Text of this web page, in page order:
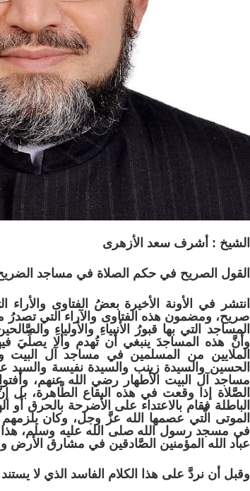
الشيخ : أشرف سعد الأزهرى
القول الصريح في حكم الصلاة في مساجد
انتشر في الأونة الأخيرة بعضُ الفتاوى
صريح، ومضمون هذه الفتاوى والآراء التي
المساجد التي بها قبورُ الأنبياءِ والأولياءِ
وأنَّ هذه المساجدَ ينبغي أن تُهدم وألا يصلِّيَ
الملايين من المسلمين في مساجد آل البيت
الحسين والسيدة زينب والسيدة نفيسة والسيد
مساجد آل البيت الأطهار رضي الله عنهم،
الصَّلاة إذا وقعت في هذه البقاع الطَّاهرة، بل
الباطلة فقام بالاعتداء على الأضرحة بالحرق أو
الموتى الَّتي عصمها الله عزَّ وجل، وكان
في مسجد رسول الله صلى الله عليه وسلم، هذا
عباد الله المؤمنين الصَّادقين في مشارق الأرض
وقبل أن نردَّ على هذا الكلام الفاسد الذي لا